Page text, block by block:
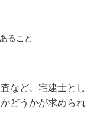
ること
など、宅建士とし
どうかが求められ